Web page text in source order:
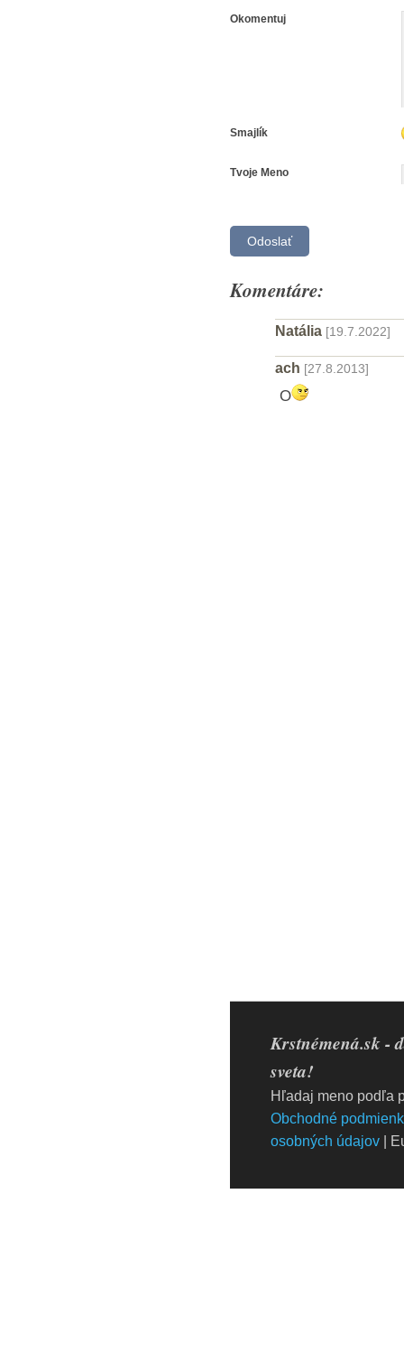
Okomentuj
Smajlík
Tvoje Meno
Komentáre:
Natália [19.7.2022]
ach [27.8.2013]
O
Krstnémená.sk -
sveta!
Hľadaj meno podľa
Obchodné
osobných údajov |